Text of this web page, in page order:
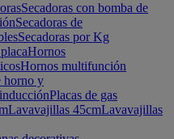
Secadoras con bomba de
Secadoras de
Secadoras por Kg
Hornos
Hornos multifunción
horno y
Placas de gas
Lavavajillas 45cmLavavajillas